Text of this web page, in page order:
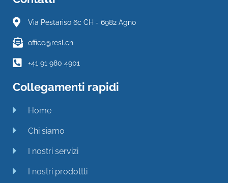
Via Pestariso 6c CH - 6982 Agno
office@resl.ch
+41 91 980 4901
Collegamenti rapidi
Home
Chi siamo
I nostri servizi
I nostri prodottti